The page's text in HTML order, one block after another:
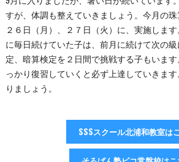
すが、体調も整えていきましょう。今月の珠
２６日（月）、２７日（火）に、実施しま
に毎日続けていた子は、前月に続けて次の
定、暗算検定を２日間で挑戦する子もいま
っかり復習していくと必ず上達していきま
りましょう。
SSSスクール北浦和教室は